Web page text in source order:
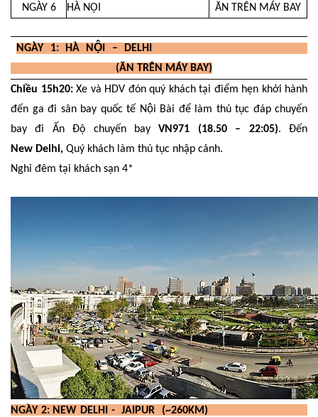
NGÀY 6 HÀ NỘI ĂN TRÊN MÁY BAY
NGÀY 1: HÀ NỘI – DELHI
(ĂN TRÊN MÁY BAY)
Chiều 15h20:Xe và HDV đón quý khách tại điểm hẹn khởi hành
đến ga đi sân bay quốc tế Nội Bài để làm thủ tục đáp chuyến
bay đi Ấn Độ chuyến bay VN971 (18.50 – 22:05). Đến
New Delhi, Quý khách làm thủ tục nhập cảnh.
Nghỉ đêm tại khách sạn 4*
NGÀY 2: NEW DELHI - JAIPUR (~260KM)